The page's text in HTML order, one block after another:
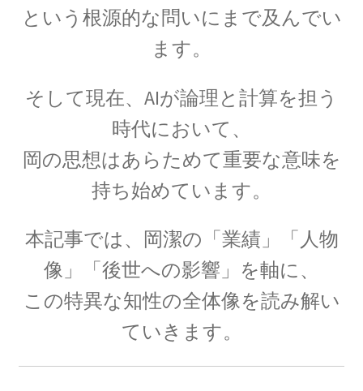
_【マンハッタン計画に参画しボーム解釈を提唱】
E・O・ローレンス
【サイクロトロンを発明し人工放射
性元素を実現】
E・W・モーリー
【アメリカで稀代の実験家が光速度
という根源的な問いにまで及んでい
ます。
そして現在、AIが論理と計算を担う
時代において、
岡の思想はあらためて重要な意味を
持ち始めています。
本記事では、岡潔の「業績」「人物
像」「後世への影響」を軸に、
この特異な知性の全体像を読み解い
ていきます。